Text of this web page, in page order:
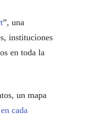
”, una
instituciones
en toda la
un mapa
cada